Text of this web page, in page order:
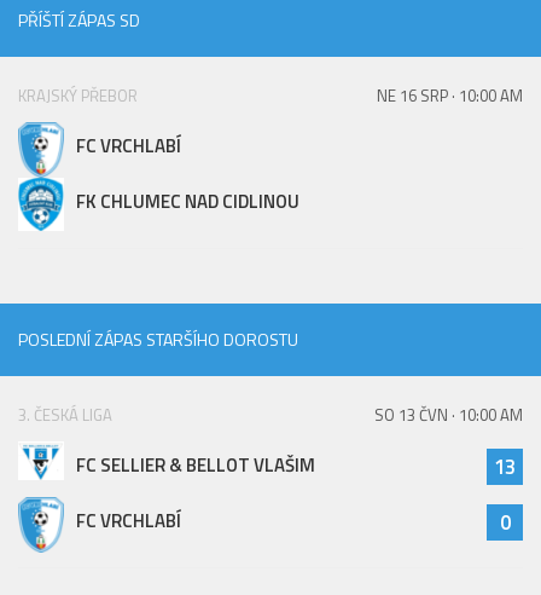
Mladší přípravka
Zápasy
Realizační tým
Fotbalová školka
PŘÍŠTÍ ZÁPAS SD
KRAJSKÝ PŘEBOR NE 16 SRP · 10:00 AM
FC VRCHLABÍ
FK CHLUMEC NAD CIDLINOU
POSLEDNÍ ZÁPAS STARŠÍHO DOROSTU
3. ČESKÁ LIGA SO 13 ČVN · 10:00 AM
FC SELLIER & BELLOT VLAŠIM 13
FC VRCHLABÍ 0